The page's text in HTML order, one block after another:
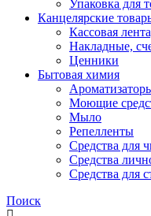
Упаковка для
Канцелярские
Кассовая
Накладные,
Ценники
Бытовая химия
Моющие
Мыло
Репелленты
Средства для
Средства
Средства для
Поиск